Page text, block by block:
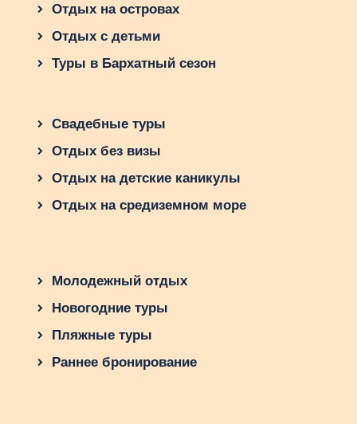
Отдых на островах
Отдых с детьми
Туры в Бархатный сезон
Свадебные туры
Отдых без визы
Отдых на детские каникулы
Отдых на средиземном море
Молодежный отдых
Новогодние туры
Пляжные туры
Раннее бронирование